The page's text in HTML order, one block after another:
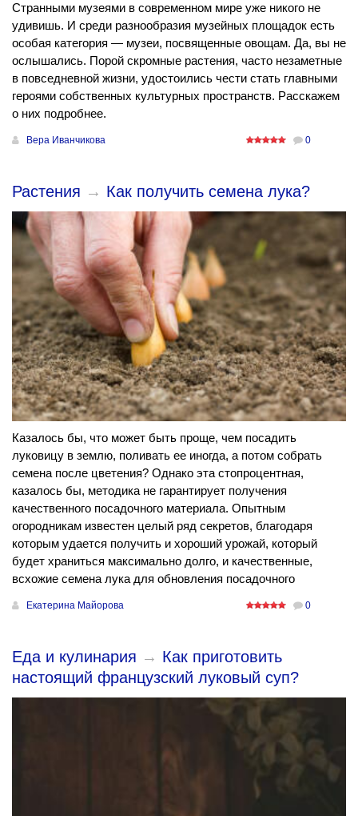
Странными музеями в современном мире уже никого не
удивишь. И среди разнообразия музейных площадок есть
особая категория — музеи, посвященные овощам. Да, вы не
ослышались. Порой скромные растения, часто незаметные
в повседневной жизни, удостоились чести стать главными
героями собственных культурных пространств. Расскажем
о них подробнее.
Вера Иванчикова 0
Растения → Как получить семена лука?
Казалось бы, что может быть проще, чем посадить
луковицу в землю, поливать ее иногда, а потом собрать
семена после цветения? Однако эта стопроцентная,
казалось бы, методика не гарантирует получения
качественного посадочного материала. Опытным
огородникам известен целый ряд секретов, благодаря
которым удается получить и хороший урожай, который
будет храниться максимально долго, и качественные,
всхожие семена лука для обновления посадочного
Екатерина Майорова 0
Еда и кулинария → Как приготовить
настоящий французский луковый суп?